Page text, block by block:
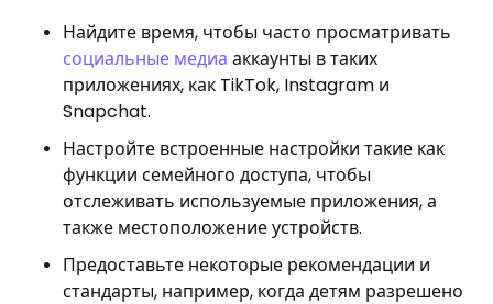
Найдите время, чтобы часто просматривать
социальные медиа аккаунты в таких
приложениях, как TikTok, Instagram и
Snapchat.
Настройте встроенные настройки такие как
функции семейного доступа, чтобы
отслеживать используемые приложения, а
также местоположение устройств.
Предоставьте некоторые рекомендации и
стандарты, например, когда детям разрешено